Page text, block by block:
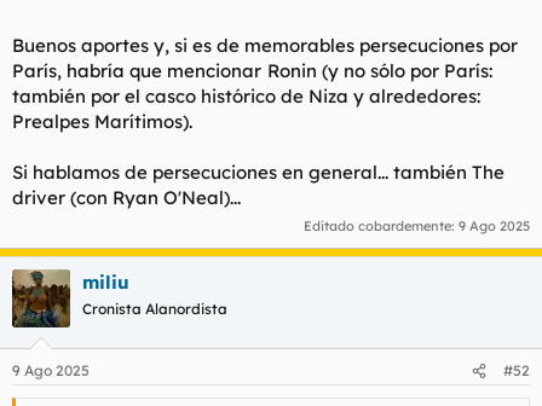
Buenos aportes y, si es de memorables persecuciones por
París, habría que mencionar Ronin (y no sólo por París:
también por el casco histórico de Niza y alrededores:
Prealpes Marítimos).
Si hablamos de persecuciones en general... también The
driver (con Ryan O'Neal)...
Editado cobardemente: 9 Ago 2025
miliu
Cronista Alanordista
9 Ago 2025 #52